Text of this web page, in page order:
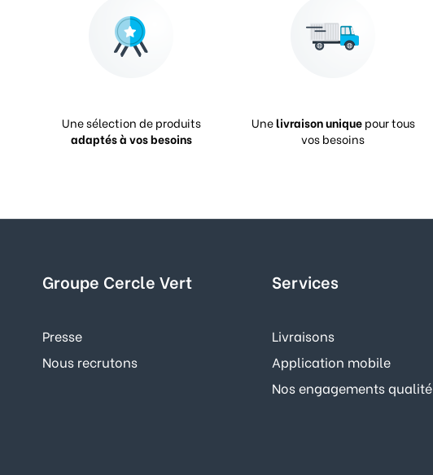
Une sélection de produits
adaptés à vos besoins
Unelivraison uniquepour tous
vos besoins
Groupe Cercle Vert
Presse
Nous recrutons
Services
Livraisons
Application mobile
Nos engagements qualité